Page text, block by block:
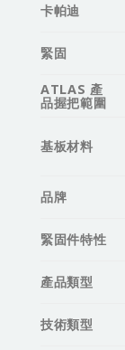
卡帕迪
緊固
ATLAS 產
品握把範圍
基板材料
品牌
緊固件特性
產品類型
技術類型